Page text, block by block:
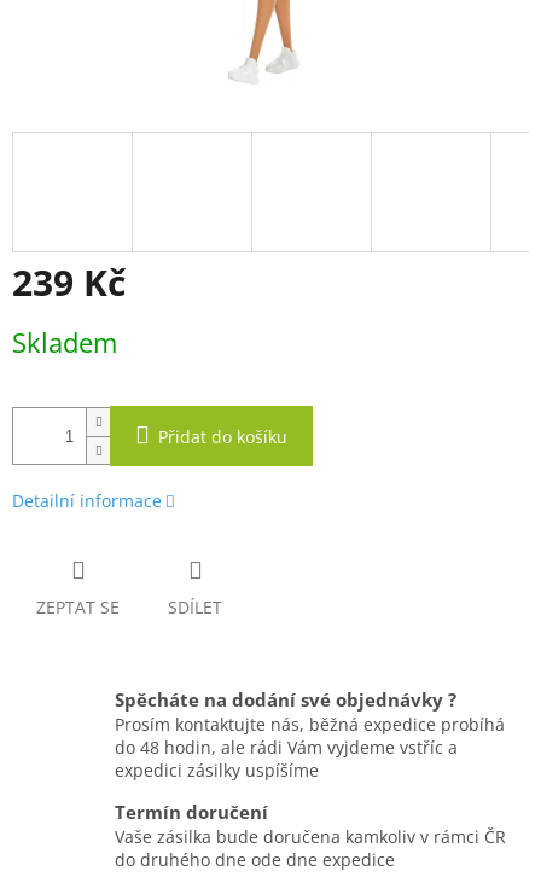
239 Kč
cena:
Skladem
Přidat do košíku
Detailní informace
ZEPTAT SE SDÍLET
Spěcháte na dodání své objednávky ?
Prosím kontaktujte nás, běžná expedice probíhá
do 48 hodin, ale rádi Vám vyjdeme vstříc a
expedici zásilky uspíšíme
Termín doručení
Vaše zásilka bude doručena kamkoliv v rámci ČR
do druhého dne ode dne expedice